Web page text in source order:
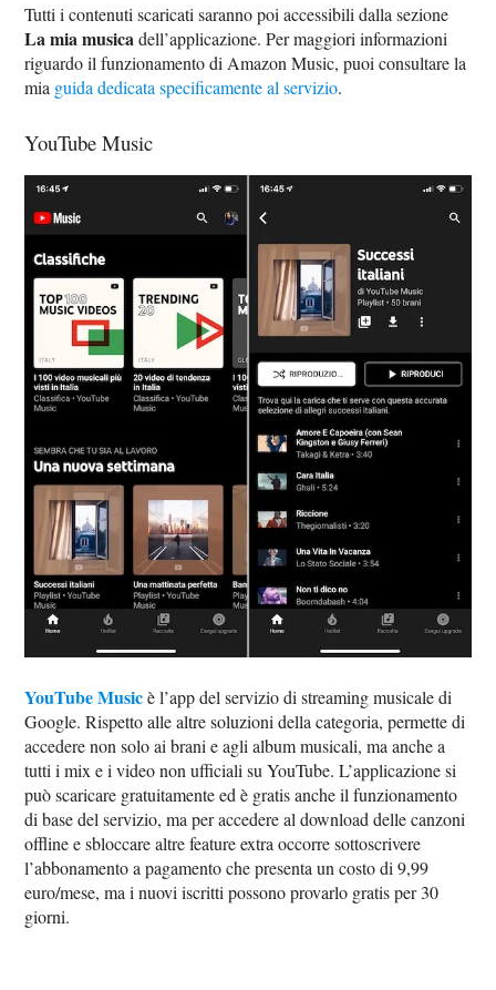
Tutti i contenuti scaricati saranno poi accessibili dalla sezione
La mia musicadell’applicazione. Per maggiori informazioni
riguardo il funzionamento di Amazon Music, puoi consultare la
mia guida dedicata specificamente al servizio.
YouTube Music
YouTube Musicè l’app del servizio di streaming musicale di
Google. Rispetto alle altre soluzioni della categoria, permette di
accedere non solo ai brani e agli album musicali, ma anche a
tutti i mix e i video non ufficiali su YouTube. L’applicazione si
può scaricare gratuitamente ed è gratis anche il funzionamento
di base del servizio, ma per accedere al download delle canzoni
offline e sbloccare altre feature extra occorre sottoscrivere
l’abbonamento a pagamento che presenta un costo di 9,99
euro/mese, ma i nuovi iscritti possono provarlo gratis per 30
giorni.